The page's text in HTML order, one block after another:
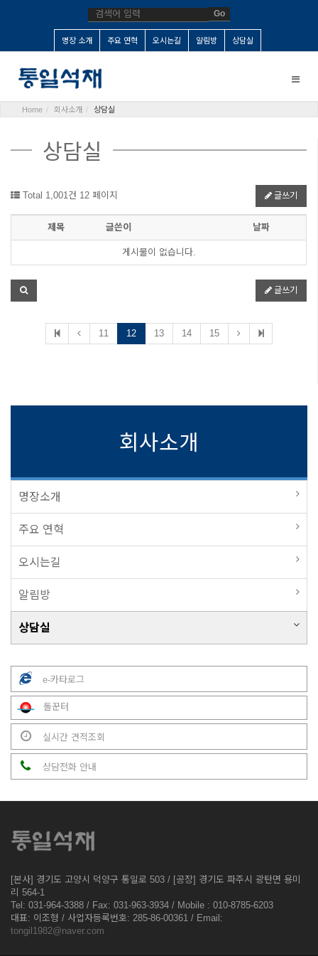
Go
명장 소개 주요 연혁 오시는길 알림방 상담실
Toggle
Home 회사소개 상담실
상담실
Total 1,001건 12 페이지 글쓰기
제목 글쓴이 날짜
게시물이 없습니다.
글쓰기
11 12 13 14 15
회사소개
명장소개
주요 연혁
오시는길
알림방
상담실
e-카타로그
돌꾼터
실시간 견적조회
상담전화 안내
[본사] 경기도 고양시 덕양구 통일로 503 / [공장] 경기도 파주시 광탄면 용미
리 564-1
Tel: 031-964-3388 / Fax: 031-963-3934 / Mobile : 010-8785-6203
대표: 이조형 / 사업자등록번호: 285-86-00361 / Email:
tongil1982@naver.com